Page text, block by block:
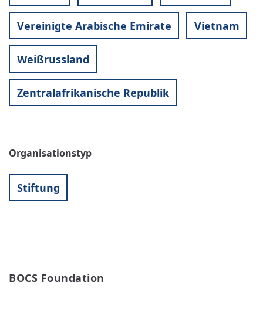
Vereinigte Arabische Emirate Vietnam
Weißrussland
Zentralafrikanische Republik
Organisationstyp
Stiftung
BOCS Foundation